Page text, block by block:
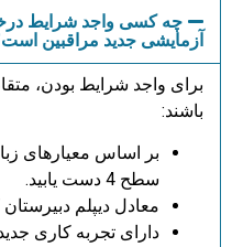
چه کسی واجد شرایط
آزمایشی جدید مراقبین
برای واجد شرایط بودن،
باشند:
سطح 4 دست یابید.
معادل دیپلم دبیرستان
دارای تجربه کاری